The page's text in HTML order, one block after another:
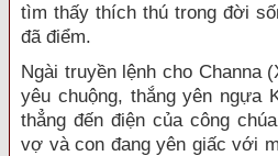
tìm thấy thích thú trong đời
đã điểm.
Ngài truyền lệnh cho Channa
yêu chuộng, thắng yên ngựa
thẳng đến điện của công
vợ và con đang yên giấc với